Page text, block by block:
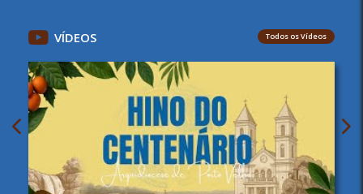
VÍDEOS Todos os Vídeos